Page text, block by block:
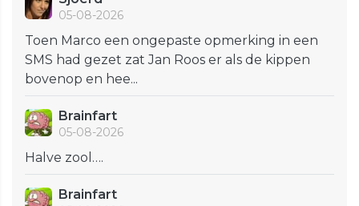
05-08-2026
Toen Marco een ongepaste opmerking in een
SMS had gezet zat Jan Roos er als de kippen
bovenop en hee...
Brainfart
05-08-2026
Halve zool….
Brainfart